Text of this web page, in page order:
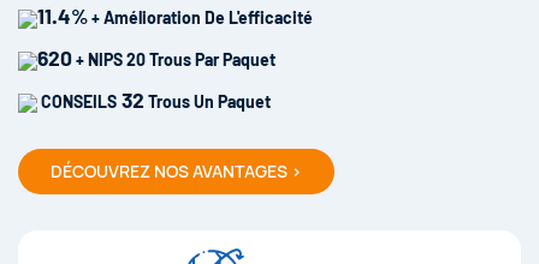
11.4%+ Amélioration De L'efficacité
620+ NIPS 20 Trous Par Paquet
CONSEILS 32 Trous Un Paquet
DÉCOUVREZ NOS AVANTAGES >